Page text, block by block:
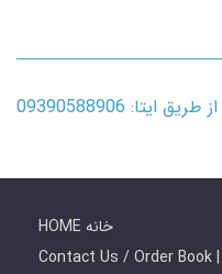
ایتا: 09390588906
HOME خانه